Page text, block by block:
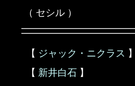
（ セシル ）
【 ジャック・ニクラス 】
【 新井白石 】